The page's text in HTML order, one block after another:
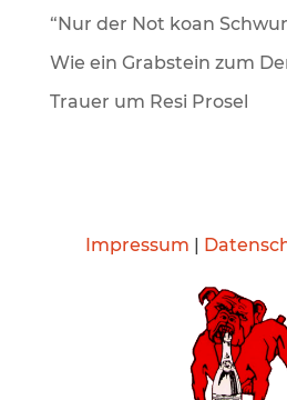
“Nur der Not koan
Wie ein Grabstein zum
Trauer um Resi Prosel
Impressum